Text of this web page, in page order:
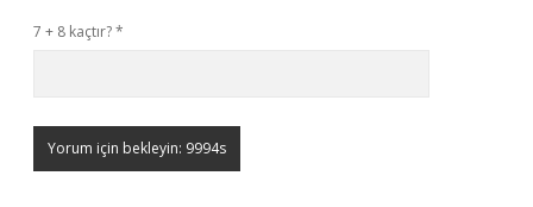
7 + 8 kaçtır?*